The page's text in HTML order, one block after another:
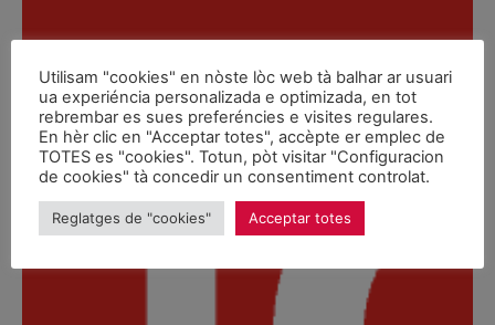
Utilisam "cookies" en nòste lòc web tà balhar ar usuari
ua experiéncia personalizada e optimizada, en tot
rebrembar es sues preferéncies e visites regulares.
En hèr clic en "Acceptar totes", accèpte er emplec de
TOTES es "cookies". Totun, pòt visitar "Configuracion
de cookies" tà concedir un consentiment controlat.
Reglatges de "cookies" Acceptar totes